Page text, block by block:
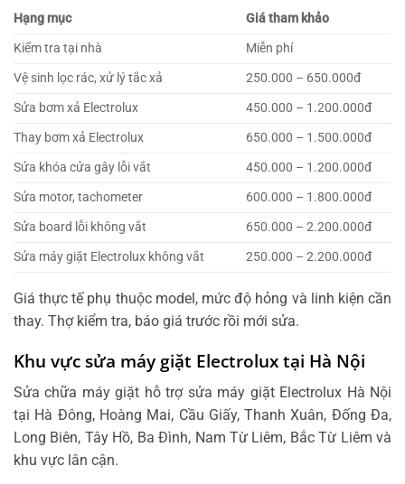
Hạng mục
Giá tham khảo
Kiểm tra tại nhà
Miễn phí
Vệ sinh lọc rác, xử lý tắc xả
250.000 – 650.000đ
Sửa bơm xả Electrolux
450.000 – 1.200.000đ
Thay bơm xả Electrolux
650.000 – 1.500.000đ
Sửa khóa cửa gây lỗi vắt
450.000 – 1.200.000đ
Sửa motor, tachometer
600.000 – 1.800.000đ
Sửa board lỗi không vắt
650.000 – 2.200.000đ
Sửa máy giặt Electrolux không vắt
250.000 – 2.200.000đ
Giá thực tế phụ thuộc model, mức độ hỏng và linh kiện cần
thay. Thợ kiểm tra, báo giá trước rồi mới sửa.
Khu vực sửa máy giặt Electrolux tại Hà Nội
Sửa chữa máy giặt hỗ trợ sửa máy giặt Electrolux Hà Nội
tại Hà Đông, Hoàng Mai, Cầu Giấy, Thanh Xuân, Đống Đa,
Long Biên, Tây Hồ, Ba Đình, Nam Từ Liêm, Bắc Từ Liêm và
khu vực lân cận.